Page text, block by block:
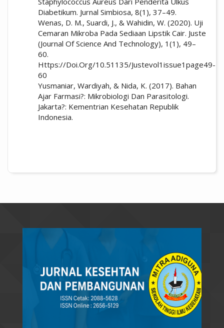
Diabetikum. Jurnal Simbiosa, 8(1), 37–49.
Wenas, D. M., Suardi, J., & Wahidin, W. (2020). Uji
Cemaran Mikroba Pada Sediaan Lipstik Cair. Juste
(Journal Of Science And Technology), 1(1), 49–
60.
Https://Doi.Org/10.51135/Justevol1issue1page49-
60
Yusmaniar, Wardiyah, & Nida, K. (2017). Bahan
Ajar Farmasi?: Mikrobiologi Dan Parasitologi.
Jakarta?: Kementrian Kesehatan Republik
Indonesia.